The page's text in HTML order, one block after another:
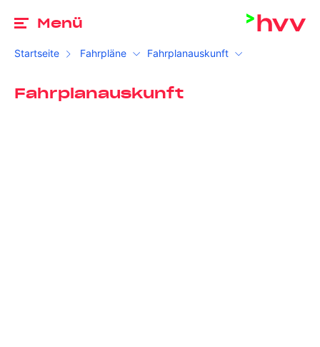
Menü
Startseite Fahrpläne Fahrplanauskunft
Fahrplanauskunft